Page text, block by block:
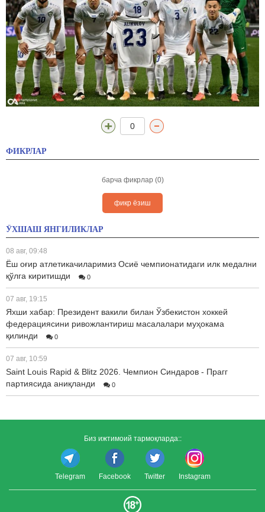
0
ФИКРЛАР
барча фикрлар (0)
фикр ёзиш
ЎХШАШ ЯНГИЛИКЛАР
08 авг, 09:48
Ёш оғир атлетикачиларимиз Осиё чемпионатидаги илк медални
қўлга киритишди
0
07 авг, 19:15
Яхши хабар: Президент вакили билан Ўзбекистон хоккей
федерациясини ривожлантириш масалалари муҳокама
қилинди
0
07 авг, 10:59
Saint Louis Rapid & Blitz 2026. Чемпион Синдаров - Прагг
партиясида аниқланди
0
Биз ижтимоий тармоқларда::
Telegram Facebook Twitter Instagram